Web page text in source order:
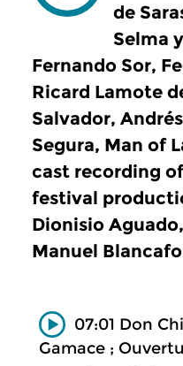
de
Selma
Fernando Sor,
Ricard Lamote
Salvador,
Segura, Man of
cast recording
festival
Dionisio
Manuel
07:01 Don
Gamace ;